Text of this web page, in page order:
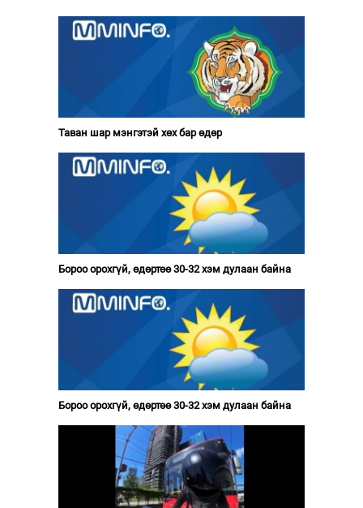
Таван шар мэнгэтэй хөх бар өдөр
Бороо орохгүй, өдөртөө 30-32 хэм дулаан байна
Бороо орохгүй, өдөртөө 30-32 хэм дулаан байна